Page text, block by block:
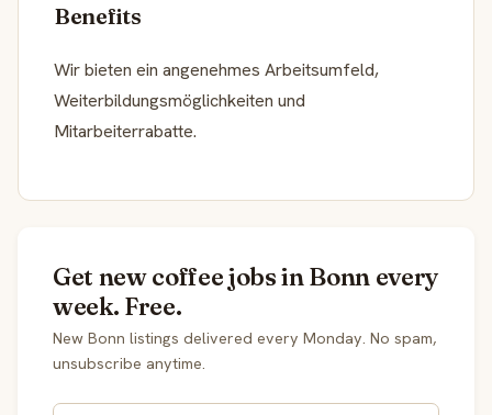
Benefits
Wir bieten ein angenehmes Arbeitsumfeld,
Weiterbildungsmöglichkeiten und
Mitarbeiterrabatte.
Get new coffee jobs in Bonn every
week. Free.
New Bonn listings delivered every Monday. No spam,
unsubscribe anytime.